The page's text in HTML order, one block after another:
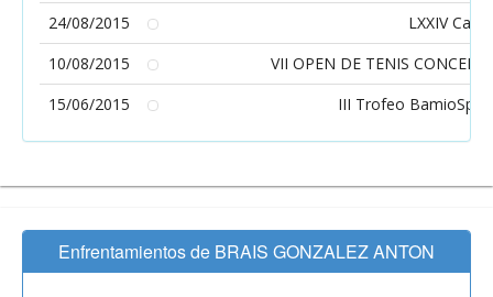
24/08/2015
LXXIV
10/08/2015
VII OPEN DE TENIS
15/06/2015
III Trofeo
Enfrentamientos de BRAIS GONZALEZ ANTON